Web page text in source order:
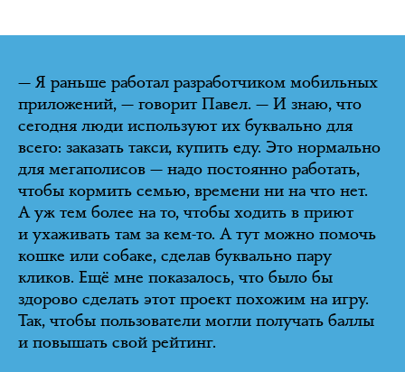
— Я раньше работал разработчиком мобильных
приложений, — говорит Павел. — И знаю, что
сегодня люди используют их буквально для
всего: заказать такси, купить еду. Это нормально
для мегаполисов — надо постоянно работать,
чтобы кормить семью, времени ни на что нет.
А уж тем более на то, чтобы ходить в приют
и ухаживать там за кем-то. А тут можно помочь
кошке или собаке, сделав буквально пару
кликов. Ещё мне показалось, что было бы
здорово сделать этот проект похожим на игру.
Так, чтобы пользователи могли получать баллы
и повышать свой рейтинг.